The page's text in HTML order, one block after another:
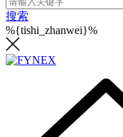
搜索
%{tishi_zhanwei}%